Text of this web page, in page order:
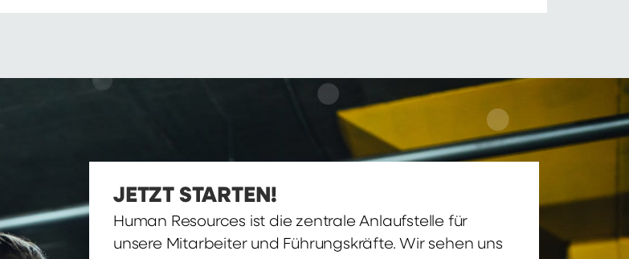
JETZT STARTEN!
Human Resources ist die zentrale Anlaufstelle für
unsere Mitarbeiter und Führungskräfte. Wir sehen uns